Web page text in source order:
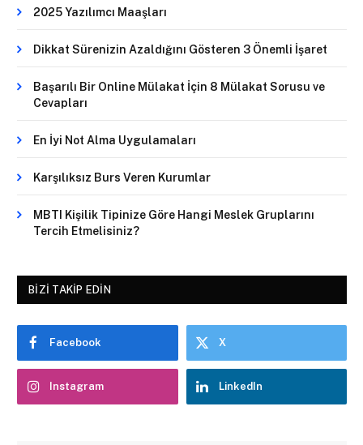
2025 Yazılımcı Maaşları
Dikkat Sürenizin Azaldığını Gösteren 3 Önemli İşaret
Başarılı Bir Online Mülakat İçin 8 Mülakat Sorusu ve
Cevapları
En İyi Not Alma Uygulamaları
Karşılıksız Burs Veren Kurumlar
MBTI Kişilik Tipinize Göre Hangi Meslek Gruplarını
Tercih Etmelisiniz?
BIZI TAKIP EDIN
Facebook X
Instagram LinkedIn